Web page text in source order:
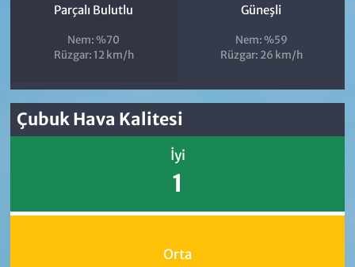
Parçalı Bulutlu
Nem: %70
Rüzgar: 12 km/h
Güneşli
Nem: %59
Rüzgar: 26 km/h
Çubuk Hava Kalitesi
İyi
1
Orta